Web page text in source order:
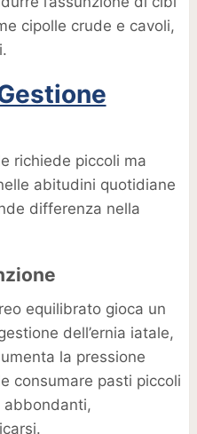
cipolle crude e cavoli,
richiede piccoli ma
abitudini quotidiane
differenza nella
equilibrato gioca un
dell’ernia iatale,
la pressione
consumare pasti piccoli
abbondanti,